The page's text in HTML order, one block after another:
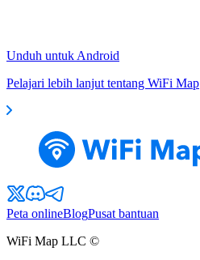
Unduh untuk Android
Pelajari lebih lanjut tentang WiFi Map
Peta onlineBlogPusat bantuan
WiFi Map LLC ©